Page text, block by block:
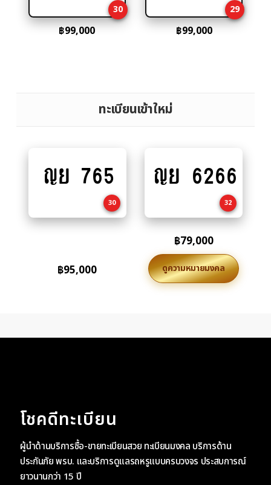
cart
30
฿99,000
cart
29
฿99,000
ทะเบียนเข้าใหม่
to
ญย 765
30
฿95,000
to
ญย 6266
32
฿79,000
ดูความหมายมงคล
โชคดีทะเบียน
ผู้นำด้านบริการซื้อ-ขายทะเบียนสวย ทะเบียนมงคล บริการด้าน
ประกันภัย พรบ. และบริการดูแลรถหรูแบบครบวงจร ประสบการณ์
ยาวนานกว่า 15 ปี